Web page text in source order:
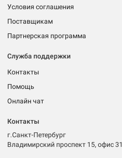
Условия соглашения
Поставщикам
Партнерская программа
Служба поддержки
Контакты
Помощь
Онлайн чат
Контакты
г.Санкт-Петербург
Владимирский проспект 15, офис 31